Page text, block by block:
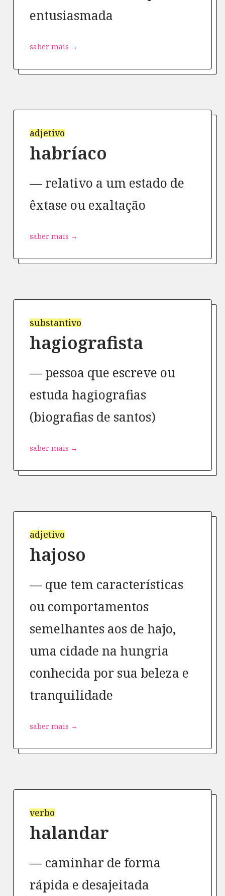
entusiasmada
saber mais →
adjetivo
habríaco
relativo a um estado de
êxtase ou exaltação
saber mais →
substantivo
hagiografista
pessoa que escreve ou
estuda hagiografias
(biografias de santos)
saber mais →
adjetivo
hajoso
que tem características
ou comportamentos
semelhantes aos de hajo,
uma cidade na hungria
conhecida por sua beleza e
tranquilidade
saber mais →
verbo
halandar
caminhar de forma
rápida e desajeitada